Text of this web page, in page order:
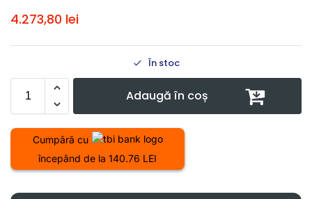
4.273,80 lei
În stoc
Adaugă în coș
Cumpără cu
începând de la 140.76 LEI